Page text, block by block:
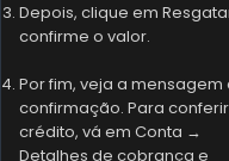
Depois, clique em
confirme o valor.
Por fim, veja a mensagem
confirmação. Para
crédito, vá em Conta →
Detalhes de cobrança e